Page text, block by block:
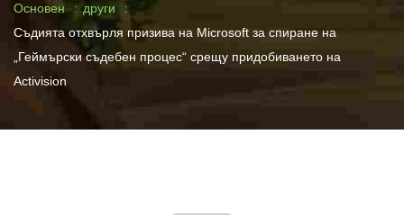
Основен
други
Съдията отхвърля призива на Microsoft за спиране на
„Геймърски съдебен процес“ срещу придобиването на
Activision